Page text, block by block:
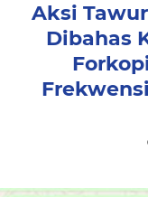
Aksi
Dibahas